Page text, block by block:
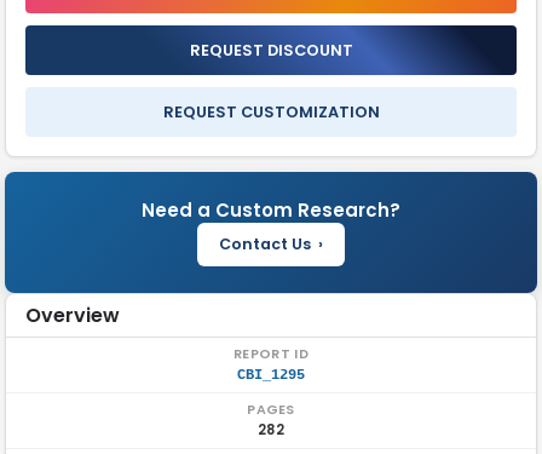
REQUEST DISCOUNT
REQUEST CUSTOMIZATION
Need a Custom Research?
Contact Us ›
Overview
REPORT ID
CBI_1295
PAGES
282